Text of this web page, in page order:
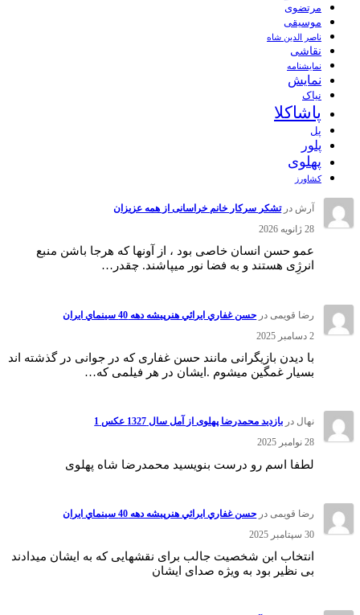
مرتضوی
موسیقی
ناصر الدین شاه
نقاشی
نمايشنامه
نمایش
نیاک
پاشاکلا
پل
پلور
پهلوی
کشاورز
آرش درتشکر سرکار خانم خراسانی از همه عزیزان
28 ژانویه 2026
عمو حسن انسان خاصی بود ، از آونها که هرجا باشن منبع
انرژِی هستند و به فضا نور میپاشند. چقدر…
رضا قویمی در حسن غفاري ايرائي هنرپيشه دهه 40 سينماي ايران
2 دسامبر 2025
با دیدن بازیگرانی مانند حسن غفاری که در جوانی در گذشته اند
بسیار غمگین میشوم .ایشان در هر فیلمی که…
نهال در بازدید محمدرضا پهلوی از آمل سال 1327 عکس 1
28 نوامبر 2025
لطفا اسم رو درست بنویسید محمدرضا شاه پهلوی
رضا قویمیدر حسن غفاري ايرائي هنرپيشه دهه 40 سينماي ايران
30 سپتامبر 2025
انتخاب ابن شخصیت جالب برای نقشهایی که به ایشان میدادند
بی نظیر بود به ویژه صدای ایشان